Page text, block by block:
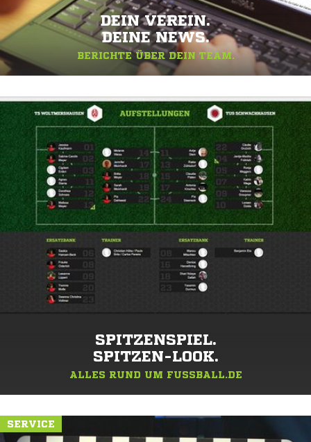
DEIN VEREIN.
DEINE NEWS.
BERICHTE ÜBER DEIN TEAM.
SPITZENSPIEL.
SPITZEN-LOOK.
ALLES RUND UM FUSSBALL.DE
SERVICE